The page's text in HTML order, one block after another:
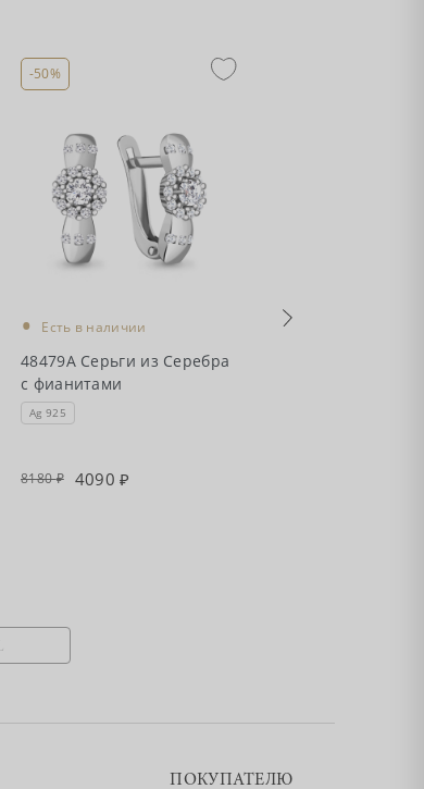
-50%
• Есть в наличии
48479А Серьги из Серебра
с фианитами
Ag 925
8180 4090
ПОКУПАТЕЛЮ